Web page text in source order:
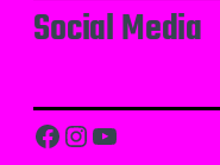
Social Media
Facebook Instagram YouTube